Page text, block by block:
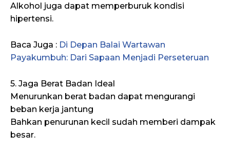
Alkohol juga dapat memperburuk kondisi
hipertensi.
Baca Juga : Di Depan Balai Wartawan
Payakumbuh: Dari Sapaan Menjadi Perseteruan
5. Jaga Berat Badan Ideal
Menurunkan berat badan dapat mengurangi
beban kerja jantung
Bahkan penurunan kecil sudah memberi dampak
besar.